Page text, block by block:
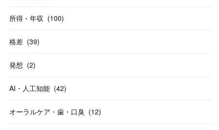
所得・年収 (100)
格差 (39)
発想 (2)
AI・人工知能 (42)
オーラルケア・歯・口臭 (12)